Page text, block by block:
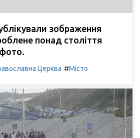
зображення
понад століття
Церква #Місто